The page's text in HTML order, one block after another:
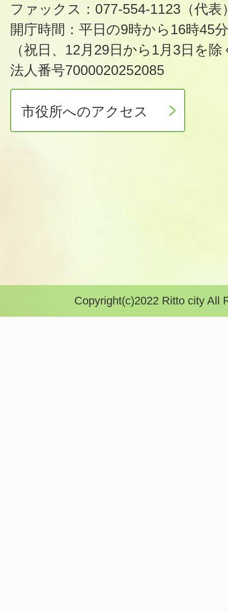
ファックス：077-554-1123（代表
開庁時間：平日の9時から16時45分
（祝日、12月29日から1月3日を除
法人番号7000020252085
市役所へのアクセス
Copyright(c)2022 Ritto city All